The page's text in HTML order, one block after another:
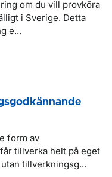
om du vill provköra
i Sverige. Detta
e...
form av
tillverka helt på eget
tillverkningsg...